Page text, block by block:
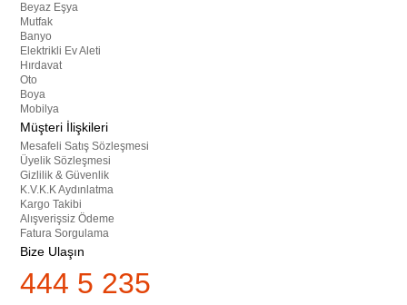
Beyaz Eşya
Mutfak
Banyo
Elektrikli Ev Aleti
Hırdavat
Oto
Boya
Mobilya
Müşteri İlişkileri
Mesafeli Satış Sözleşmesi
Üyelik Sözleşmesi
Gizlilik & Güvenlik
K.V.K.K Aydınlatma
Kargo Takibi
Alışverişsiz Ödeme
Fatura Sorgulama
Bize Ulaşın
444 5 235